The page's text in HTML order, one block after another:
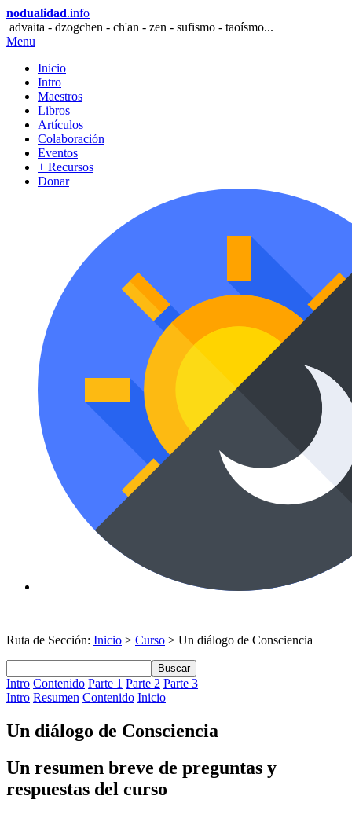
nodualidad.info
advaita - dzogchen - ch'an - zen - sufismo - taoísmo...
Menu
Inicio
Intro
Maestros
Libros
Artículos
Colaboración
Eventos
+ Recursos
Donar
Ruta de Sección: Inicio > Curso > Un diálogo de Consciencia
Buscar
Intro Contenido Parte 1 Parte 2 Parte 3
Intro Resumen Contenido Inicio
Un diálogo de Consciencia
Un resumen breve de preguntas y
respuestas del curso